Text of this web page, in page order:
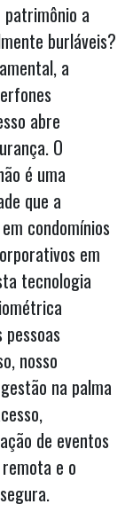
patrimônio a
burláveis?
a
abre
O
é uma
que a
condomínios
em
tecnologia
nosso
na palma
de eventos
e o